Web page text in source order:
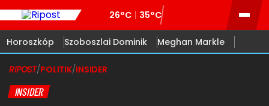
26°C 35°C
Horoszkóp Szoboszlai Dominik Meghan Markle
RIPOST/POLITIK/INSIDER
INSIDER